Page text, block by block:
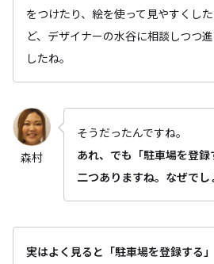
をつけたり、絵を使って見やすくし
ど、デザイナーの水谷に相談しつつ
したね。
森村
そうだったんですね。
あれ、でも「駐車場を登
二つありますね。なぜでし
実はよく見ると「駐車場を登録する